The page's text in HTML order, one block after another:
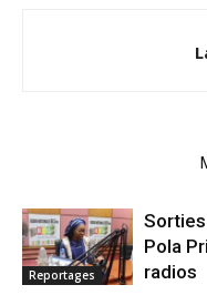
Reportages
Pola
radios